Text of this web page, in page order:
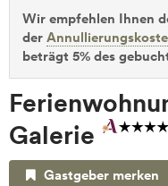
Wir empfehlen Ihnen
der
beträgt 5% des
Galerie
Gastgeber merken